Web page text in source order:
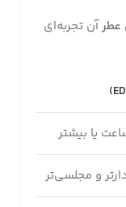
آن تجربه‌ای
و مجلسی‌تر